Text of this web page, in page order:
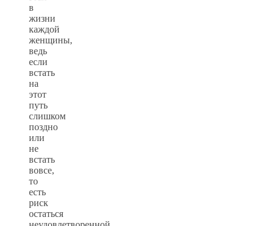
в
жизни
каждой
женщины,
ведь
если
встать
на
этот
путь
слишком
поздно
или
не
встать
вовсе,
то
есть
риск
остаться